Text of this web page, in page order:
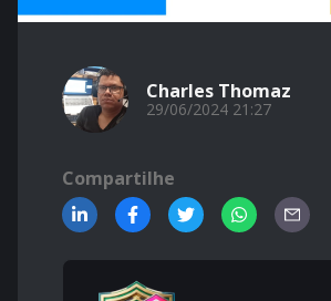
Charles Thomaz
29/06/2024 21:27
Compartilhe